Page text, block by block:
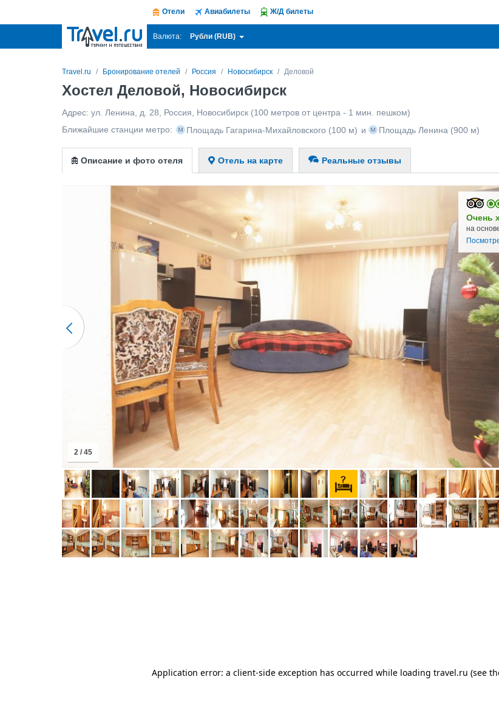
Отели Авиабилеты Ж/Д билеты
Валюта: Рубли (RUB)
Travel.ru Бронирование отелей Россия Новосибирск Деловой
Хостел Деловой, Новосибирск
Адрес: ул. Ленина, д. 28 Россия Новосибирск (100 метров от центра - 1 мин. пешком)
Ближайшие станции метро:
Площадь Гагарина-Михайловского (100 м) и Площадь Ленина (900 м)
Описание и фото отеля Отель на карте Реальные отзывы
Очень
на
2 / 45